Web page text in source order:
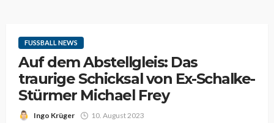
FUSSBALL NEWS
Auf dem Abstellgleis: Das
traurige Schicksal von Ex-Schalke-
Stürmer Michael Frey
Ingo Krüger 10. August 2023